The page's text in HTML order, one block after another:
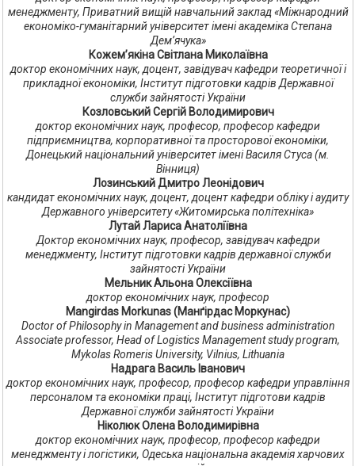
менеджменту, Приватний вищій навчальний заклад «Міжнародний
економіко-гуманітарний університет імені академіка Степана
Дем’ячука»
Кожем’якіна Світлана Миколаївна
доктор економічних наук, доцент, завідувач кафедри теоретичної і
прикладної економіки, Інститут підготовки кадрів Державної
служби зайнятості України
Козловський Сергій Володимирович
доктор економічних наук, професор, професор кафедри
підприємництва, корпоративної та просторової економіки,
Донецький національний університет імені Василя Стуса (м.
Вінниця)
Лозинський Дмитро Леонідович
кандидат економічних наук, доцент, доцент кафедри обліку і аудиту
Державного університету «Житомирська політехніка»
Лутай Лариса Анатоліївна
Доктор економічних наук, професор, завідувач кафедри
менеджменту, Інститут підготовки кадрів державної служби
зайнятості України
Мельник Альона Олексіївна
доктор економічних наук, професор
Mangirdas Morkunas (Манґірдас Моркунас)
Doctor of Philosophy in Management and business administration
Associate professor, Head of Logistics Management study program,
Mykolas Romeris University, Vilnius, Lithuania
Надрага Василь Іванович
доктор економічних наук, професор, професор кафедри управління
персоналом та економіки праці, Інститут підготови кадрів
Державної служби зайнятості України
Ніколюк Олена Володимирівна
доктор економічних наук, професор, професор кафедри
менеджменту і логістики, Одеська національна академія харчових